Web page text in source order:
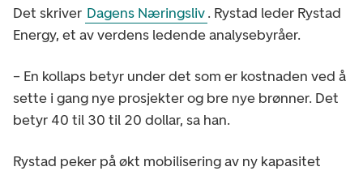
Det skriver Dagens Næringsliv. Rystad leder Rystad
Energy, et av verdens ledende analysebyråer.
– En kollaps betyr under det som er kostnaden ved å
sette i gang nye prosjekter og bre nye brønner. Det
betyr 40 til 30 til 20 dollar, sa han.
Rystad peker på økt mobilisering av ny kapasitet